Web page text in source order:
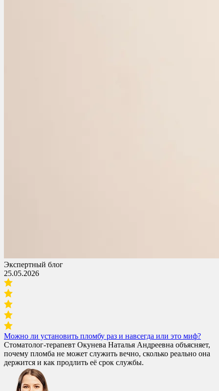
Экспертный блог
25.05.2026
Можно ли установить пломбу раз и навсегда или это миф?
Стоматолог-терапевт Окунева Наталья Андреевна объясняет,
почему пломба не может служить вечно, сколько реально она
держится и как продлить её срок службы.